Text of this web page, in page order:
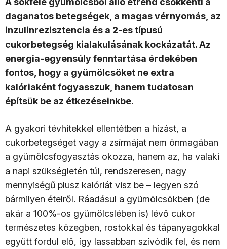
daganatos betegségek, a magas vérnyomás, az
inzulinrezisztencia és a 2-es típusú
cukorbetegség kialakulásának kockázatát. Az
energia-egyensúly fenntartása érdekében
fontos, hogy a gyümölcsöket ne extra
kalóriaként fogyasszuk, hanem tudatosan
építsük be az étkezéseinkbe.
A gyakori tévhitekkel ellentétben a hízást, a
cukorbetegséget vagy a zsírmájat nem önmagában
a gyümölcsfogyasztás okozza, hanem az, ha valaki
a napi szükségletén túl, rendszeresen, nagy
mennyiségű plusz kalóriát visz be – legyen szó
bármilyen ételről. Ráadásul a gyümölcsökben (de
akár a 100%-os gyümölcslében is) lévő cukor
természetes közegben, rostokkal és tápanyagokkal
együtt fordul elő, így lassabban szívódik fel, és nem